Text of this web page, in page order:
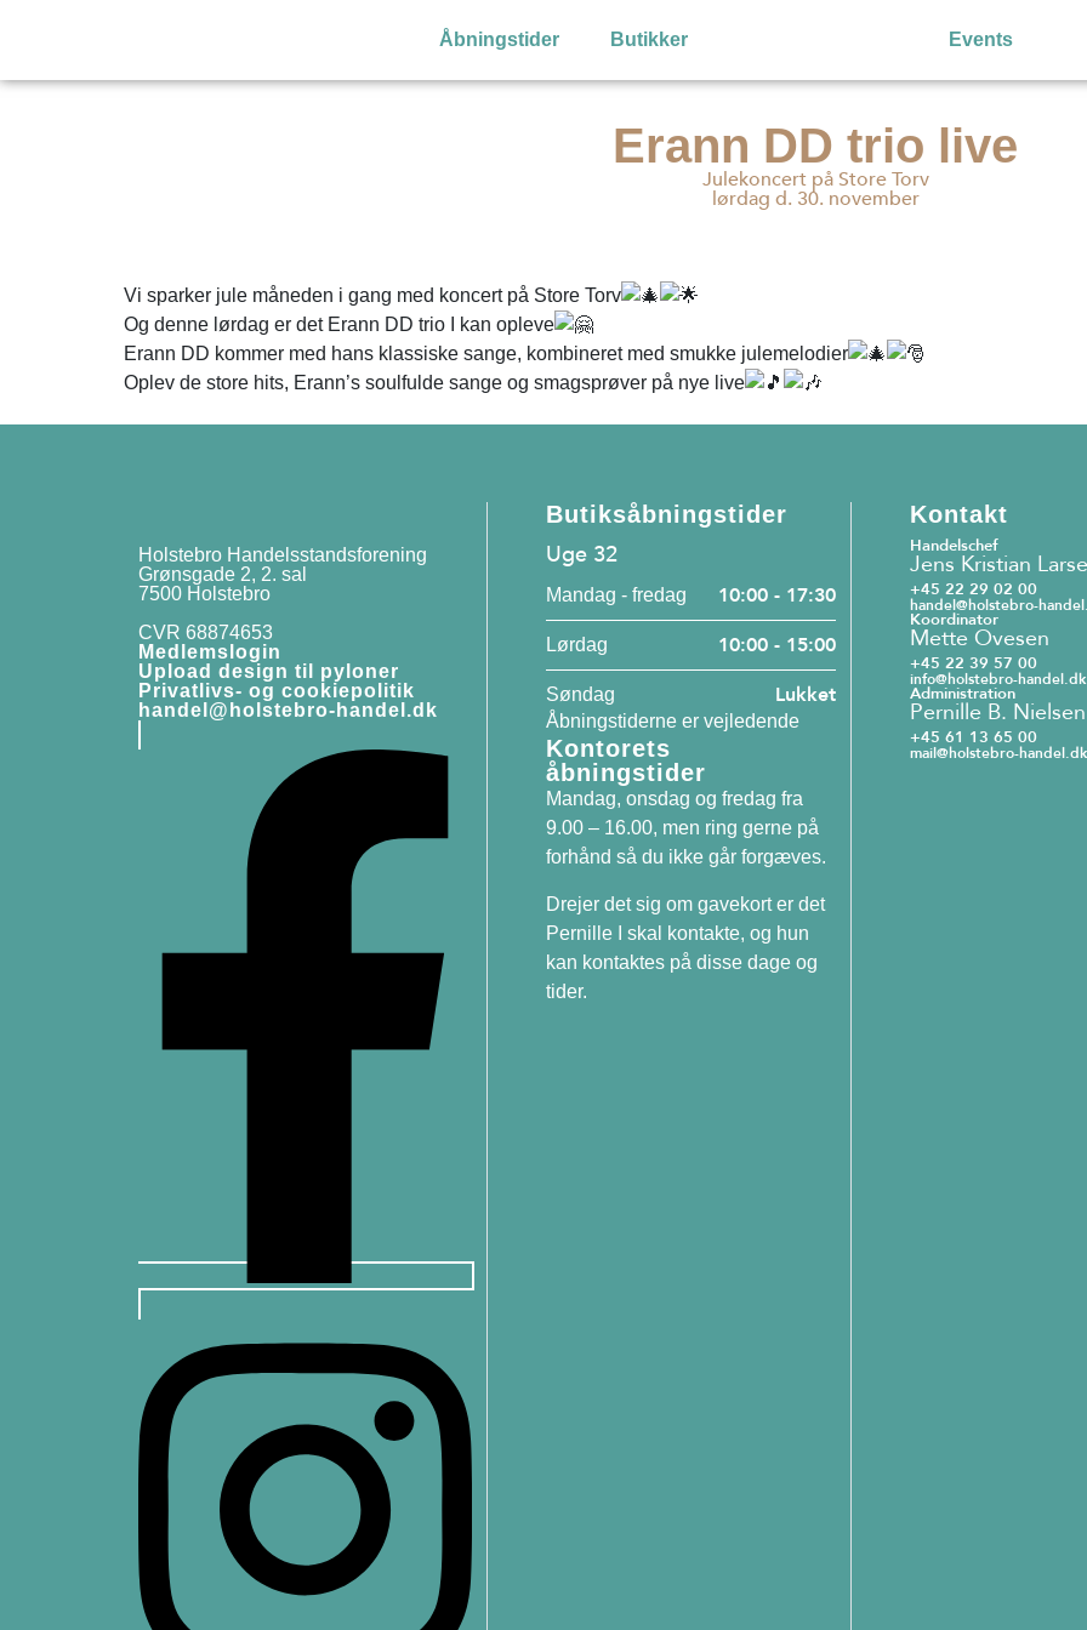
Åbningstider Butikker Events
Erann DD trio live
Julekoncert på Store Torv
lørdag d. 30. november
Vi sparker jule måneden i gang med koncert på Store Torv
Og denne lørdag er det Erann DD trio I kan opleve
Erann DD kommer med hans klassiske sange, kombineret med smukke julemelodier
Oplev de store hits, Erann’s soulfulde sange og smagsprøver på nye live
Holstebro Handelsstandsforening
Grønsgade 2, 2. sal
7500 Holstebro
CVR 68874653
Medlemslogin
Upload design til pyloner
Privatlivs- og cookiepolitik
handel@holstebro-handel.dk
Butiksåbningstider
Uge 32
Mandag - fredag 10:00 - 17:30
Lørdag 10:00 - 15:00
Søndag Lukket
Åbningstiderne er vejledende
Kontorets
åbningstider
Mandag, onsdag og fredag fra
9.00 – 16.00, men ring gerne på
forhånd så du ikke går forgæves.
Drejer det sig om gavekort er det
Pernille I skal kontakte, og hun
kan kontaktes på disse dage og
tider.
Kontakt
Handelschef
Jens Kristian
+45 22 29 02 00
handel@holstebro-
Koordinator
Mette Ovesen
+45 22 39 57 00
info@holstebro-handel.dk
Administration
Pernille B. Nielsen
+45 61 13 65 00
mail@holstebro-handel.dk